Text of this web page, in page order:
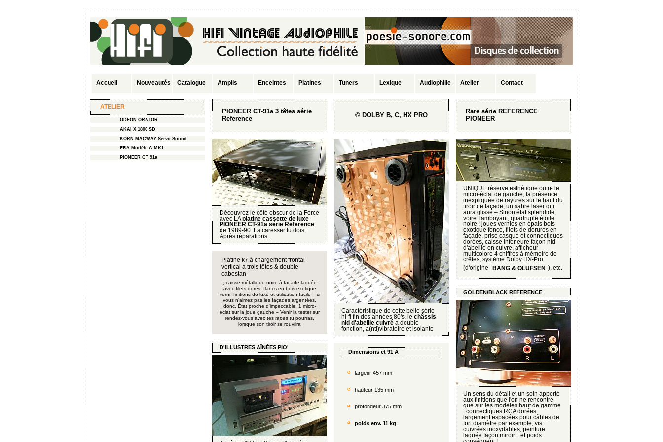
Accueil Nouveautés Catalogue Amplis Enceintes Platines Tuners Lexique Audiophilie Atelier Contact
ATELIER
ODEON ORATOR
AKAI X 1800 SD
KORN MACWAY Servo Sound
ERA Modèle A MK1
PIONEER CT 91a
PIONEER CT-91a 3 têtes série
Reference
Découvrez le côté obscur de la Force
avec LAplatine cassette de luxe
PIONEER CT-91a série Reference
de 1989-90. La caresser tu dois.
Après réparations...
Platine k7 à chargement frontal
vertical à trois têtes & double
cabestan
, caisse métallique noire à façade laquée
avec filets dorés, flancs en bois exotique
verni, finitions de luxe et utilisation facile – si
vous n'aimez pas les façades argentées,
donc. État proche d'impeccable, 1 micro-
éclat sur la joue gauche – Venir la tester sur
rendez-vous avec tes tapes tu pourras,
lorsque son tiroir se rouvrira
D'ILLUSTRES AÎNÉES PIO'
© DOLBY B, C, HX PRO
Caractéristique de cette belle série
hi-fi fin des années 80's, le châssis
nid d'abeille cuivré à double
fonction, a(nti)vibratoire et isolante
Dimensions ct 91 A
largeur 457 mm
hauteur 135 mm
profondeur 375 mm
poids env. 11 kg
Rare série REFERENCE
PIONEER
UNIQUE réserve esthétique outre le
micro-éclat de gauche, la présence
inexpliquée de rayures sur le haut du
tiroir de façade, un sabre laser qui
aura glissé – Sinon état splendide,
voire flamboyant, quadruple étoile
noire : joues vernies en épais bois
exotique foncé, filets de dorures en
façade, prise casque et connectiques
dorées, caisse inférieure façon nid
d'abeille en cuivre, afficheur
multicolore 4 chiffres à mémoire de
crêtes, système Dolby HX-Pro
(d'origine
BANG & OLUFSEN ), etc.
GOLDEN/BLACK REFERENCE
Un sens du détail et un soin apporté
aux finitions que l'on ne rencontre
que sur les modèles haut de gamme
: connectiques RCA dorées
largement espacées pour câbles de
fort diamètre par exemple, vis
cuivrées inoxydables, peinture
laquée façon miroir... et poids